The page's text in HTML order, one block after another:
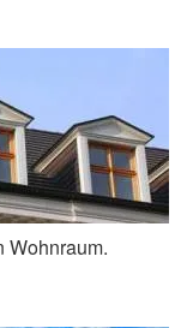
Wohnraum.